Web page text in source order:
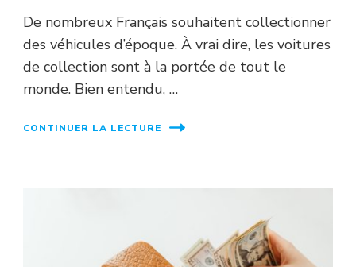
De nombreux Français souhaitent collectionner
des véhicules d’époque. À vrai dire, les voitures
de collection sont à la portée de tout le
monde. Bien entendu, …
CONTINUER LA LECTURE